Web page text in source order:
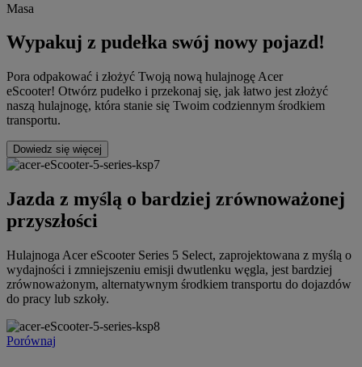
Masa
Wypakuj z pudełka swój nowy pojazd!
Pora odpakować i złożyć Twoją nową hulajnogę Acer
eScooter! Otwórz pudełko i przekonaj się, jak łatwo jest złożyć
naszą hulajnogę, która stanie się Twoim codziennym środkiem
transportu.
Dowiedz się więcej
Jazda z myślą o bardziej zrównoważonej
przyszłości
Hulajnoga Acer eScooter Series 5 Select, zaprojektowana z myślą o
wydajności i zmniejszeniu emisji dwutlenku węgla, jest bardziej
zrównoważonym, alternatywnym środkiem transportu do dojazdów
do pracy lub szkoły.
Porównaj